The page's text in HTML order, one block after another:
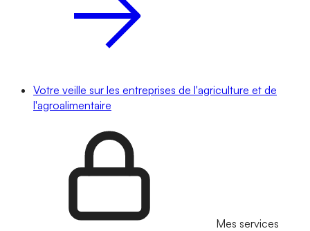
Votre veille sur les entreprises de l'agriculture et de
l'agroalimentaire
Mes services